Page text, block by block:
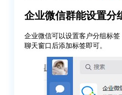
企业微信群能设置分
企业微信可以设置客户分组标
聊天窗口后添加标签即可。